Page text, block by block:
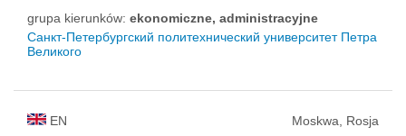
grupa kierunków: ekonomiczne, administracyjne
Санкт-Петербургский политехнический университет Петра
Великого
EN Moskwa, Rosja